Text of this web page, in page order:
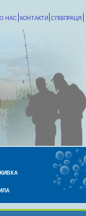
СПІВПРАЦЯ
КОНТАКТИ
НАС